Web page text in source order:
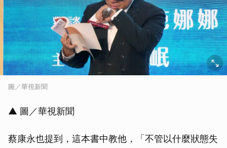
圖／華視新聞
▲ 圖／華視新聞
蔡康永也提到，這本書中教他，「不管以什麼狀態失